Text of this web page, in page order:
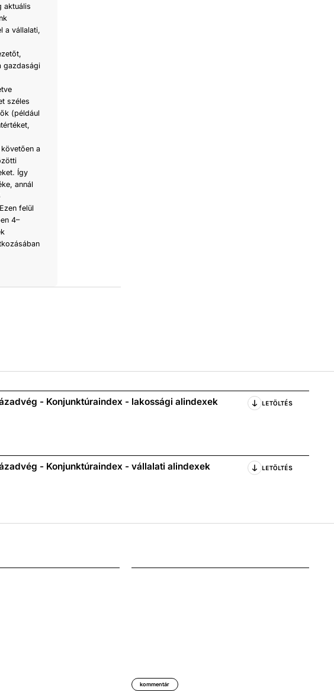
aktuális
a vállalati,
gazdasági
széles
(például
a
Így
annál
felül
4–
- Konjunktúraindex - lakossági alindexek LETÖLTÉS
- Konjunktúraindex - vállalati alindexek LETÖLTÉS
kommentár